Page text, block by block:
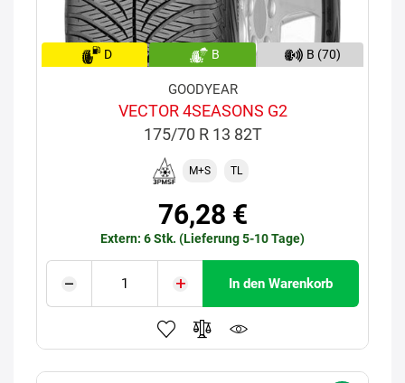
D B B (70)
GOODYEAR
VECTOR 4SEASONS G2
175/70 R 13 82T
M+S TL
76,28 €
Extern: 6 Stk. (Lieferung 5-10 Tage)
In den Warenkorb